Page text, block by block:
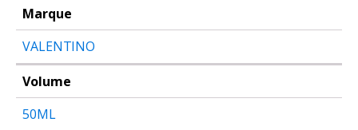
Marque
VALENTINO
Volume
50ML